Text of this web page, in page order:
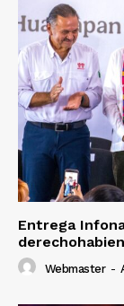
Entrega
Webmaster -